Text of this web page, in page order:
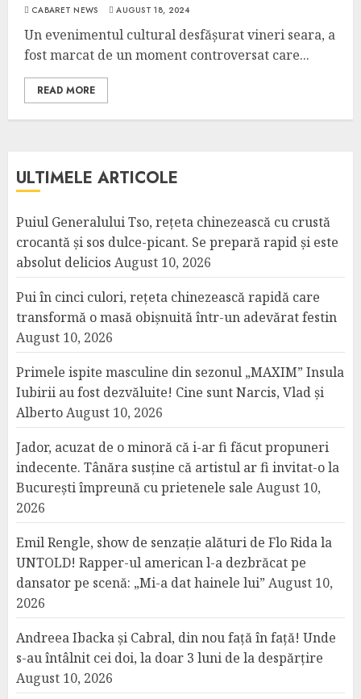
CABARET NEWS AUGUST 18, 2024
Un evenimentul cultural desfășurat vineri seara, a
fost marcat de un moment controversat care...
READ MORE
ULTIMELE ARTICOLE
Puiul Generalului Tso, rețeta chinezească cu crustă
crocantă și sos dulce-picant. Se prepară rapid și este
absolut delicios August 10, 2026
Pui în cinci culori, rețeta chinezească rapidă care
transformă o masă obișnuită într-un adevărat festin
August 10, 2026
Primele ispite masculine din sezonul „MAXIM” Insula
Iubirii au fost dezvăluite! Cine sunt Narcis, Vlad și
AlbertoAugust 10, 2026
Jador, acuzat de o minoră că i-ar fi făcut propuneri
indecente. Tânăra susține că artistul ar fi invitat-o la
București împreună cu prietenele sale August 10,
2026
Emil Rengle, show de senzație alături de Flo Rida la
UNTOLD! Rapper-ul american l-a dezbrăcat pe
dansator pe scenă: „Mi-a dat hainele lui” August 10,
2026
Andreea Ibacka și Cabral, din nou față în față! Unde
s-au întâlnit cei doi, la doar 3 luni de la despărțire
August 10, 2026